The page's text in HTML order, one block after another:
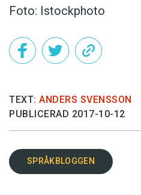
Foto: Istockphoto
TEXT: ANDERS SVENSSON
PUBLICERAD 2017-10-12
SPRÅKBLOGGEN